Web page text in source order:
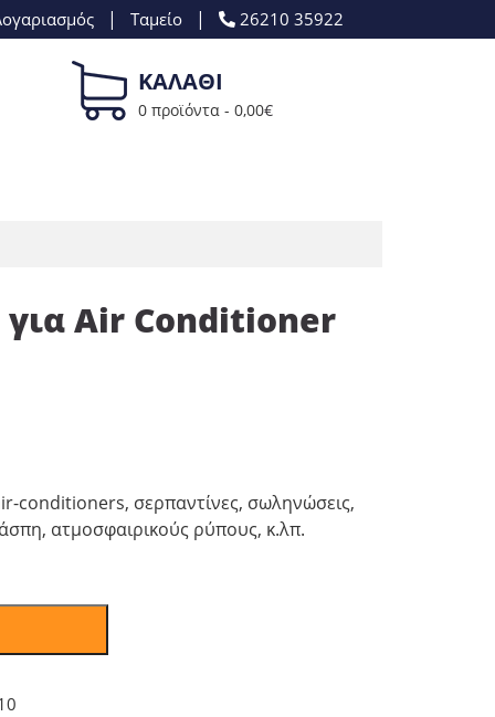
| Ταμείο | 26210 35922
ΚΑΛΑΘΙ
0 προϊόντα - 0,00€
για Air Conditioner
conditioners, σερπαντίνες, σωληνώσεις,
ατμοσφαιρικούς ρύπους, κ.λπ.